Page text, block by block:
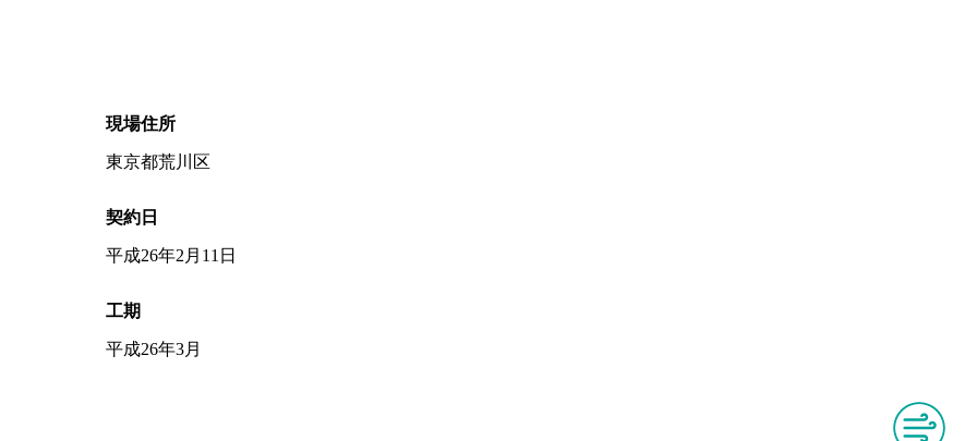
現場住所
東京都荒川区
契約日
平成26年2月11日
工期
平成26年3月